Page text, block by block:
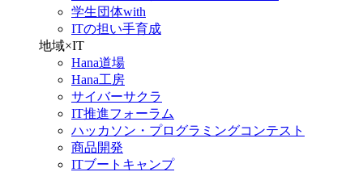
学生団体with
ITの担い手育成
地域×IT
Hana道場
Hana工房
サイバーサクラ
IT推進フォーラム
ハッカソン・プログラミングコンテスト
商品開発
ITブートキャンプ